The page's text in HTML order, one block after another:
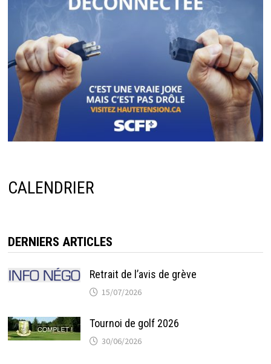
CALENDRIER
DERNIERS ARTICLES
Retrait de l’avis de grève
15/07/2026
Tournoi de golf 2026
30/06/2026